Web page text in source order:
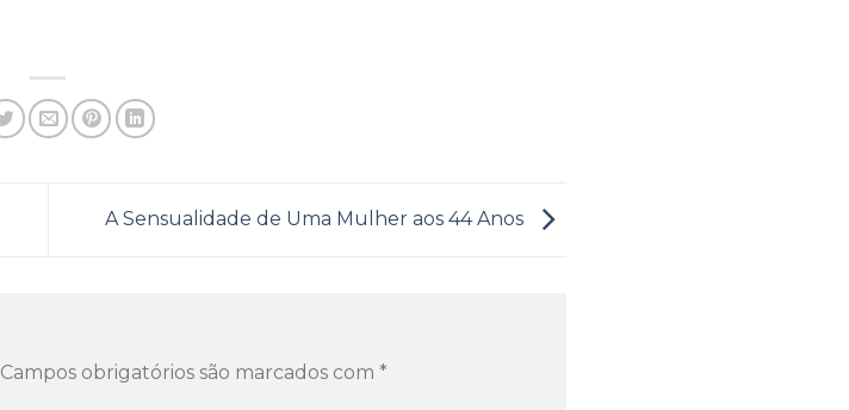
A Sensualidade de Uma Mulher aos 44 Anos
Campos obrigatórios são marcados com *